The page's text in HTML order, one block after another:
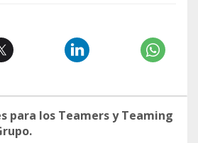
para los Teamers y Teaming